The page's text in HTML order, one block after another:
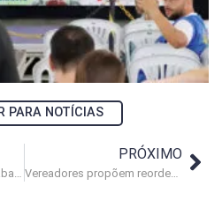
PARA NOTÍCIAS
PRÓXIMO
Vereadores propõem reordenamento econômico e cultural do Centro